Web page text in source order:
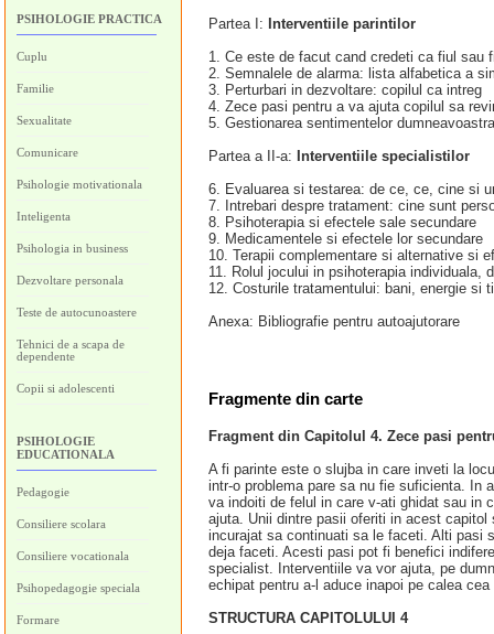
PSIHOLOGIE PRACTICA
Cuplu
Familie
Sexualitate
Comunicare
Psihologie motivationala
Inteligenta
Psihologia in business
Dezvoltare personala
Teste de autocunoastere
Tehnici de a scapa de
dependente
Copii si adolescenti
PSIHOLOGIE
EDUCATIONALA
Pedagogie
Consiliere scolara
Consiliere vocationala
Psihopedagogie speciala
Formare
Partea I: Interventiile parintilor
1. Ce este de facut cand credeti ca fiul sau
2. Semnalele de alarma: lista alfabetica a
3. Perturbari in dezvoltare: copilul ca intreg
4. Zece pasi pentru a va ajuta copilul sa
5. Gestionarea sentimentelor
Partea a II-a: Interventiile specialistilor
6. Evaluarea si testarea: de ce, ce, cine si
7. Intrebari despre tratament: cine sunt
8. Psihoterapia si efectele sale secundare
9. Medicamentele si efectele lor secundare
10. Terapii complementare si alternative si
11. Rolul jocului in psihoterapia individuala,
12. Costurile tratamentului: bani, energie si
Anexa: Bibliografie pentru autoajutorare
Fragmente din carte
Fragment din Capitolul 4. Zece pasi
A fi parinte este o slujba in care inveti la
intr-o problema pare sa nu fie suficienta. In
va indoiti de felul in care v-ati ghidat sau in
ajuta. Unii dintre pasii oferiti in acest
incurajat sa continuati sa le faceti. Alti pasi
deja faceti. Acesti pasi pot fi benefici
specialist. Interventiile va vor ajuta, pe
echipat pentru a-l aduce inapoi pe calea cea
STRUCTURA CAPITOLULUI 4